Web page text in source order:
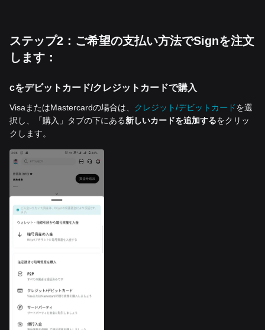
ステップ2：ご希望の支払い方法でSignを注文
します：
cをデビットカード/クレジットカードで購入
VisaまたはMastercardの場合は、 クレジット/デビットカードを選
択し、「購入」タブの下にある新しいカードを追加するをクリッ
クします。